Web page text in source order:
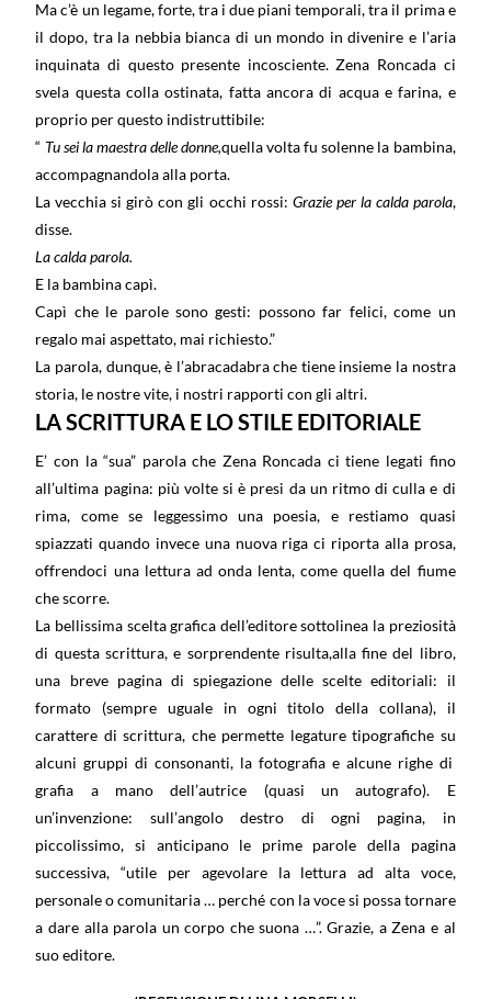
Ma c’è un legame, forte, tra i due piani temporali, tra il prima e
il dopo, tra la nebbia bianca di un mondo in divenire e l’aria
inquinata di questo presente incosciente. Zena Roncada ci
svela questa colla ostinata, fatta ancora di acqua e farina, e
proprio per questo indistruttibile:
“ Tu sei la maestra delle donne,quella volta fu solenne la bambina,
accompagnandola alla porta.
La vecchia si girò con gli occhi rossi: Grazie per la calda parola,
disse.
La calda parola.
E la bambina capì.
Capì che le parole sono gesti: possono far felici, come un
regalo mai aspettato, mai richiesto.”
La parola, dunque, è l’abracadabra che tiene insieme la nostra
storia, le nostre vite, i nostri rapporti con gli altri.
LA SCRITTURA E LO STILE EDITORIALE
E’ con la “sua” parola che Zena Roncada ci tiene legati fino
all’ultima pagina: più volte si è presi da un ritmo di culla e di
rima, come se leggessimo una poesia, e restiamo quasi
spiazzati quando invece una nuova riga ci riporta alla prosa,
offrendoci una lettura ad onda lenta, come quella del fiume
che scorre.
La bellissima scelta grafica dell’editore sottolinea la preziosità
di questa scrittura, e sorprendente risulta,alla fine del libro,
una breve pagina di spiegazione delle scelte editoriali: il
formato (sempre uguale in ogni titolo della collana), il
carattere di scrittura, che permette legature tipografiche su
alcuni gruppi di consonanti, la fotografia e alcune righe di
grafia a mano dell’autrice (quasi un autografo). E
un’invenzione: sull’angolo destro di ogni pagina, in
piccolissimo, si anticipano le prime parole della pagina
successiva, “utile per agevolare la lettura ad alta voce,
personale o comunitaria … perché con la voce si possa tornare
a dare alla parola un corpo che suona …”. Grazie, a Zena e al
suo editore.